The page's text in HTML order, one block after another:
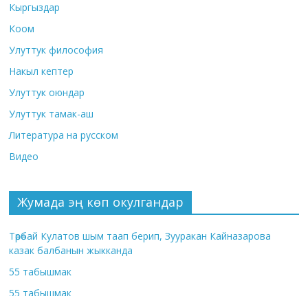
Кыргыздар
Коом
Улуттук философия
Накыл кептер
Улуттук оюндар
Улуттук тамак-аш
Литература на русском
Видео
Жумада эң көп окулгандар
Төрөбай Кулатов шым таап берип, Зууракан Кайназарова
казак балбанын жыкканда
55 табышмак
55 табышмак